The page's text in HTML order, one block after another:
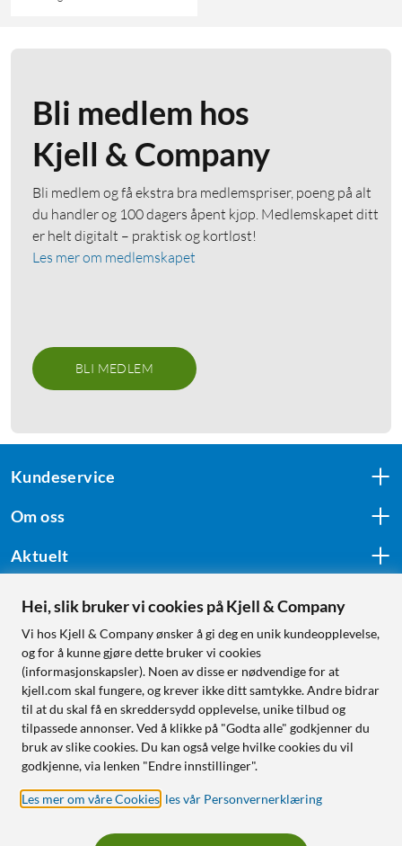
Bli medlem hos
Kjell & Company
Bli medlem og få ekstra bra medlemspriser, poeng på alt
du handler og 100 dagers åpent kjøp. Medlemskapet ditt
er helt digitalt – praktisk og kortløst!
Les mer om medlemskapet
BLI MEDLEM
Kundeservice
Om oss
Aktuelt
Følg oss
Handle fra:
Sverige
Norge
Hei, slik bruker vi cookies på Kjell & Company
Vi hos Kjell & Company ønsker å gi deg en unik kundeopplevelse,
og for å kunne gjøre dette bruker vi cookies
(informasjonskapsler). Noen av disse er nødvendige for at
kjell.com skal fungere, og krever ikke ditt samtykke. Andre bidrar
til at du skal få en skreddersydd opplevelse, unike tilbud og
tilpassede annonser. Ved å klikke på "Godta alle" godkjenner du
bruk av slike cookies. Du kan også velge hvilke cookies du vil
godkjenne, via lenken "Endre innstillinger".
Les mer om våre Cookies les vår Personvernerklæring